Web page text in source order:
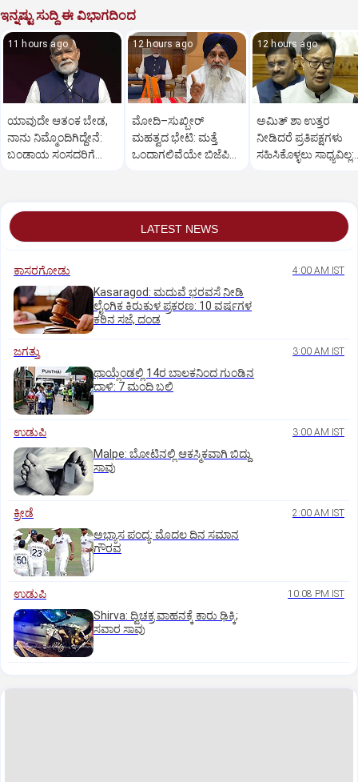
ಇನ್ನಷ್ಟು ಸುದ್ದಿ ಈ ವಿಭಾಗದಿಂದ
11 hours ago
ಯಾವುದೇ ಆತಂಕ ಬೇಡ,
ನಾನು ನಿಮ್ಮೊಂದಿಗಿದ್ದೇನೆ:
ಬಂಡಾಯ ಸಂಸದರಿಗೆ
12 hours ago
ಮೋದಿ–ಸುಖ್ಬೀರ್
ಮಹತ್ವದ ಭೇಟಿ: ಮತ್ತೆ
ಒಂದಾಗಲಿವೆಯೇ ಬಿಜೆಪಿ–
12 hours ago
ಅಮಿತ್ ಶಾ ಉತ್ತರ
ನೀಡಿದರೆ ಪ್ರತಿಪಕ್ಷಗಳು
ಸಹಿಸಿಕೊಳ್ಳಲು ಸಾಧ್ಯವಿಲ್ಲ:
LATEST NEWS
ಕಾಸರಗೋಡು 4:00 AM IST
Kasaragod: ಮದುವೆ ಭರವಸೆ ನೀಡಿ
ಲೈಂಗಿಕ ಕಿರುಕುಳ ಪ್ರಕರಣ: 10 ವರ್ಷಗಳ
ಕಠಿನ ಸಜೆ, ದಂಡ
ಜಗತ್ತು 3:00 AM IST
ಥಾಯ್ಲೆಂಡಲ್ಲಿ 14ರ ಬಾಲಕನಿಂದ ಗುಂಡಿನ
ದಾಳಿ: 7 ಮಂದಿ ಬಲಿ
ಉಡುಪಿ 3:00 AM IST
Malpe: ಬೋಟಿನಲ್ಲಿ ಆಕಸ್ಮಿಕವಾಗಿ ಬಿದ್ದು
ಸಾವು
ಕ್ರೀಡೆ 2:00 AM IST
ಅಭ್ಯಾಸ ಪಂದ್ಯ: ಮೊದಲ ದಿನ ಸಮಾನ
ಗೌರವ
ಉಡುಪಿ 10:08 PM IST
Shirva: ದ್ವಿಚಕ್ರ ವಾಹನಕ್ಕೆ ಕಾರು ಢಿಕ್ಕಿ;
ಸವಾರ ಸಾವು